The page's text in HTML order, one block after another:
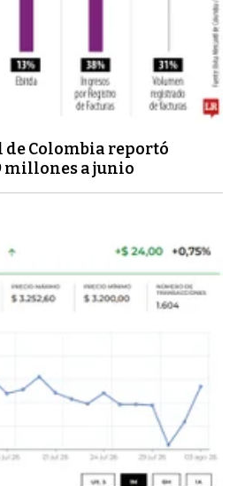
de Colombia reportó
millones a junio